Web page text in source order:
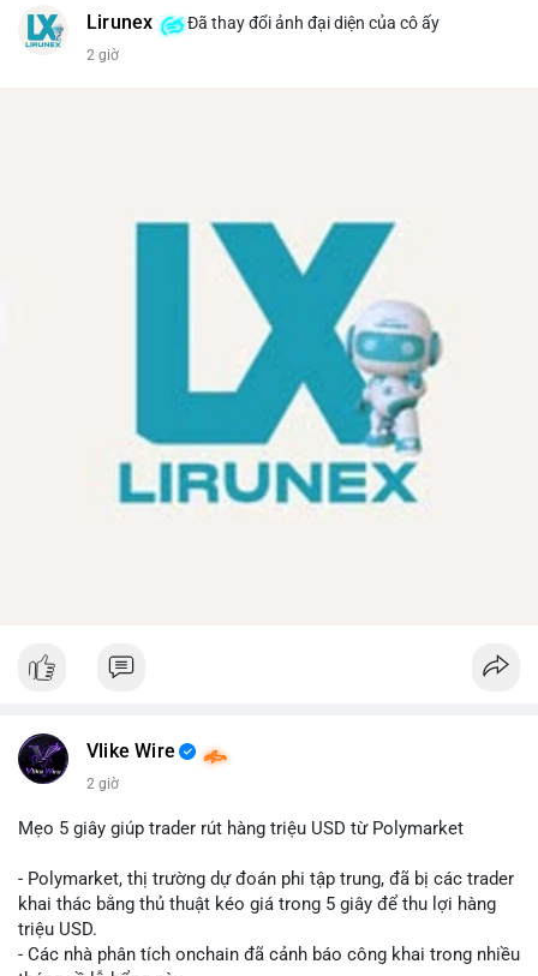
Lirunex Đã thay đổi ảnh đại diện của cô ấy
2 giờ
Vlike Wire
2 giờ
Mẹo 5 giây giúp trader rút hàng triệu USD từ Polymarket
- Polymarket, thị trường dự đoán phi tập trung, đã bị các trader
khai thác bằng thủ thuật kéo giá trong 5 giây để thu lợi hàng
triệu USD.
- Các nhà phân tích onchain đã cảnh báo công khai trong nhiều